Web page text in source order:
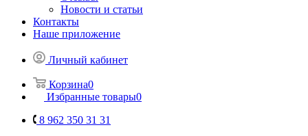
Новости и статьи
Контакты
Наше приложение
Личный кабинет
Корзина0
Избранные товары0
8 962 350 31 31